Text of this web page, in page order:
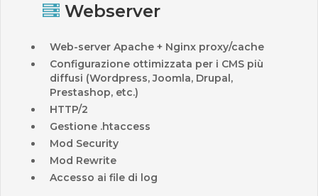
Webserver
Web-server Apache + Nginx proxy/cache
Configurazione ottimizzata per i CMS più
diffusi (Wordpress, Joomla, Drupal,
Prestashop, etc.)
HTTP/2
Gestione .htaccess
Mod Security
Mod Rewrite
Accesso ai file di log